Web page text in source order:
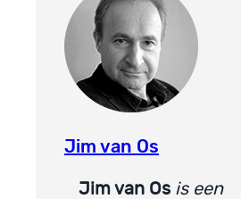
Jim van Os
Jim van Os is een